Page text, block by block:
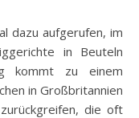
in Beuteln
kommt zu einem
in Großbritannien
die oft